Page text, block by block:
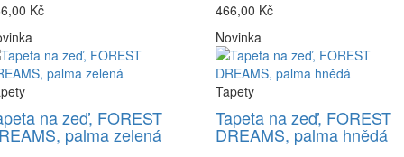
Kč
466,00 Kč
na zeď, FOREST
palma zelená
Novinka
Tapety
Tapeta na zeď, FOREST
DREAMS, palma hnědá